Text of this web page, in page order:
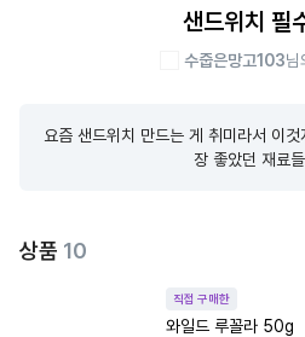
샌드위치 필
수줍은망고103님
요즘 샌드위치 만드는 게 취미라서 이
장 좋았던 재료
상품 10
직접 구매한
와일드 루꼴라 50g